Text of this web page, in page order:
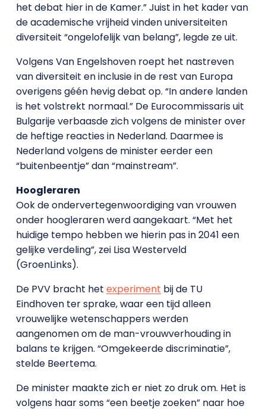
het debat hier in de Kamer.” Juist in het kader van
de academische vrijheid vinden universiteiten
diversiteit “ongelofelijk van belang”, legde ze uit.
Volgens Van Engelshoven roept het nastreven
van diversiteit en inclusie in de rest van Europa
overigens géén hevig debat op. “In andere landen
is het volstrekt normaal.” De Eurocommissaris uit
Bulgarije verbaasde zich volgens de minister over
de heftige reacties in Nederland. Daarmee is
Nederland volgens de minister eerder een
“buitenbeentje” dan “mainstream”.
Hoogleraren
Ook de ondervertegenwoordiging van vrouwen
onder hoogleraren werd aangekaart. “Met het
huidige tempo hebben we hierin pas in 2041 een
gelijke verdeling”, zei Lisa Westerveld
(GroenLinks).
De PVV bracht het experiment bij de TU
Eindhoven ter sprake, waar een tijd alleen
vrouwelijke wetenschappers werden
aangenomen om de man-vrouwverhouding in
balans te krijgen. “Omgekeerde discriminatie”,
stelde Beertema.
De minister maakte zich er niet zo druk om. Het is
volgens haar soms “een beetje zoeken” naar hoe